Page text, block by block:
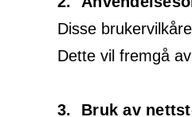
Disse
Dette vil fremgå
3. Bruk av